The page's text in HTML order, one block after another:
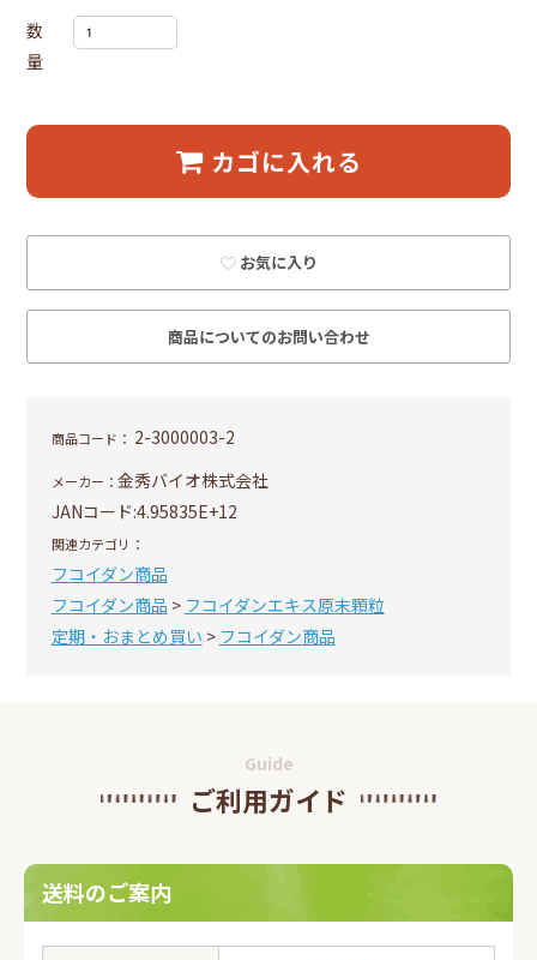
数
量
カゴに入れる
お気に入り
商品についてのお問い合わせ
商品コード： 2-3000003-2
メーカー： 金秀バイオ株式会社
JANコード:4.95835E+12
関連カテゴリ：
フコイダン商品
フコイダン商品 > フコイダンエキス原末顆粒
定期・おまとめ買い > フコイダン商品
Guide
ご利用ガイド
送料のご案内